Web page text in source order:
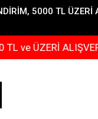
5000 TL